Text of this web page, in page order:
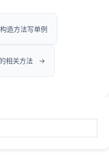
造方法写单例
相关方法